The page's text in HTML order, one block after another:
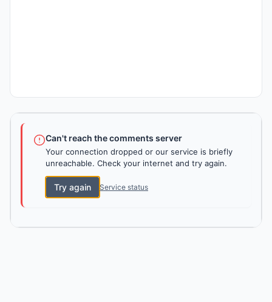
Can't reach the comments server
Your connection dropped or our service is briefly
unreachable. Check your internet and try again.
Try again Service status